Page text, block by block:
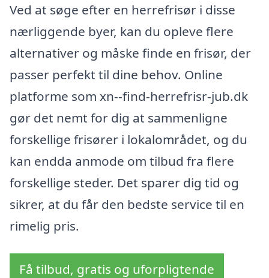
Ved at søge efter en herrefrisør i disse
nærliggende byer, kan du opleve flere
alternativer og måske finde en frisør, der
passer perfekt til dine behov. Online
platforme som xn--find-herrefrisr-jub.dk
gør det nemt for dig at sammenligne
forskellige frisører i lokalområdet, og du
kan endda anmode om tilbud fra flere
forskellige steder. Det sparer dig tid og
sikrer, at du får den bedste service til en
rimelig pris.
Få tilbud, gratis og uforpligtende